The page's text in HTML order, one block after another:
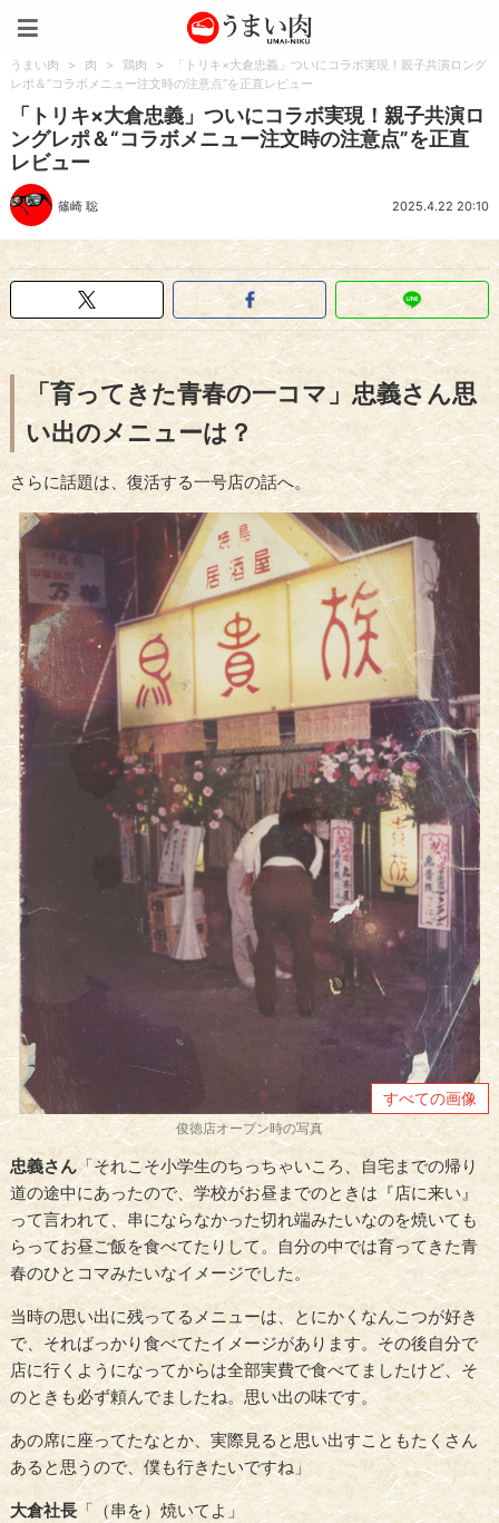
うまい肉 > 肉 > 鶏肉 >
「トリキ×大倉忠義」ついにコラボ実現！親子共演ロング
レポ＆“コラボメニュー注文時の注意点”を正直レビュー
「トリキ×大倉忠義」ついにコラボ実現！親子共演ロ
ングレポ＆“コラボメニュー注文時の注意点”を正直
レビュー
篠崎 聡 2025.4.22 20:10
「育ってきた青春の一コマ」忠義さん思
い出のメニューは？
さらに話題は、復活する一号店の話へ。
すべての画像
俊徳店オープン時の写真
忠義さん「それこそ小学生のちっちゃいころ、自宅までの帰り
道の途中にあったので、学校がお昼までのときは『店に来い』
って言われて、串にならなかった切れ端みたいなのを焼いても
らってお昼ご飯を食べてたりして。自分の中では育ってきた青
春のひとコマみたいなイメージでした。
当時の思い出に残ってるメニューは、とにかくなんこつが好き
で、そればっかり食べてたイメージがあります。その後自分で
店に行くようになってからは全部実費で食べてましたけど、そ
のときも必ず頼んでましたね。思い出の味です。
あの席に座ってたなとか、実際見ると思い出すこともたくさん
あると思うので、僕も行きたいですね」
大倉社長「（串を）焼いてよ」